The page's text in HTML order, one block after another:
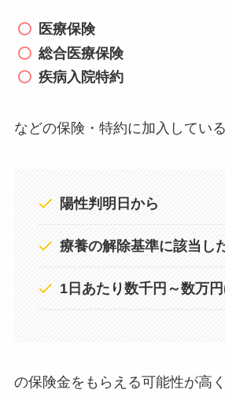
医療保険
総合医療保険
疾病入院特約
などの保険・特約に加入している
陽性判明日から
療養の解除基準に該当し
1日あたり数千円～数万
の保険金をもらえる可能性が高く